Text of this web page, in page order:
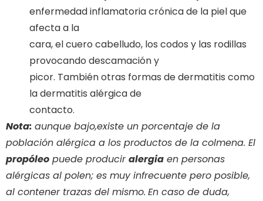
enfermedad inflamatoria crónica de la piel que
afecta a la
cara, el cuero cabelludo, los codos y las rodillas
provocando descamación y
picor. También otras formas de dermatitis como
la dermatitis alérgica de
contacto.
Nota: aunque bajo,existe un porcentaje de la
población alérgica a los productos de la colmena. El
propóleo puede produciralergia en personas
alérgicas al polen; es muy infrecuente pero posible,
al contener trazas del mismo. En caso de duda,